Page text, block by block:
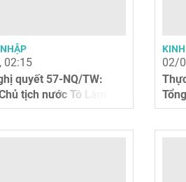
02:15
quyết 57-NQ/TW:
tịch nước Tô Lâm
02/